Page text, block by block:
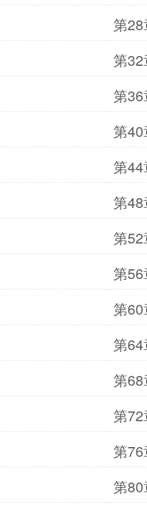
第28
第
第36
第40
第
第
第52
第
第
第64
第
第
第
第